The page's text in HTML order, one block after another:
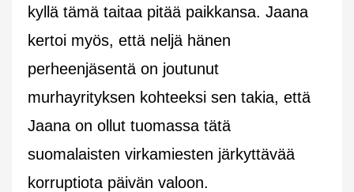
kyllä tämä taitaa pitää paikkansa. Jaana
kertoi myös, että neljä hänen
perheenjäsentä on joutunut
murhayrityksen kohteeksi sen takia, että
Jaana on ollut tuomassa tätä
suomalaisten virkamiesten järkyttävää
korruptiota päivän valoon.